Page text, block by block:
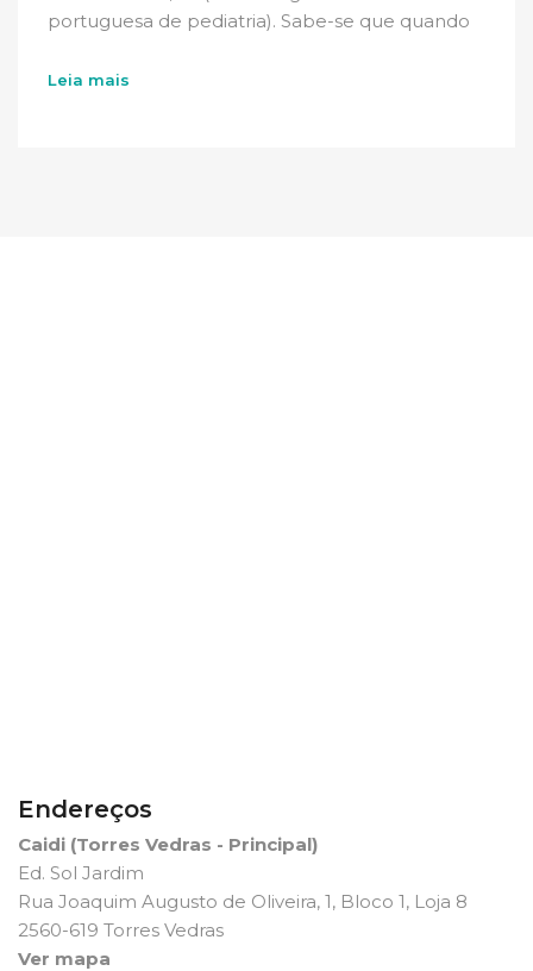
portuguesa de pediatria). Sabe-se que quando
Leia mais
Endereços
Caidi (Torres Vedras - Principal)
Ed. Sol Jardim
Rua Joaquim Augusto de Oliveira, 1, Bloco 1, Loja 8
2560-619 Torres Vedras
Ver mapa